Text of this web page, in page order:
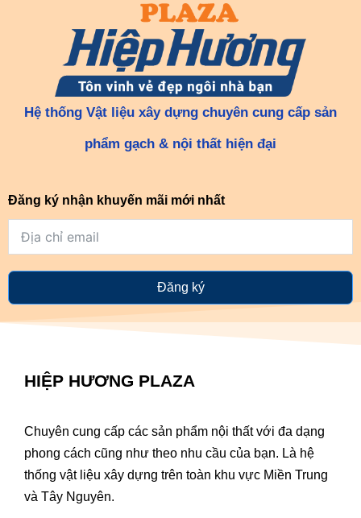
Hệ thống Vật liệu xây dựng chuyên cung cấp sản
phẩm gạch & nội thất hiện đại
Đăng ký nhận khuyến mãi mới nhất
Đăng ký
HIỆP HƯƠNG PLAZA
Chuyên cung cấp các sản phẩm nội thất với đa dạng
phong cách cũng như theo nhu cầu của bạn. Là hệ
thống vật liệu xây dựng trên toàn khu vực Miền Trung
và Tây Nguyên.